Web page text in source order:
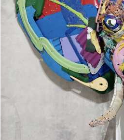
Агриппина Стеклова,
Денис Суханов, Марьяна
восстанавливали по
«Чайка» был снята с
России в 2022 году; ее
утонувшего в августе 2025
памяти. Необходимость в
«Сатириконе», куда
Райкин и где до сих пор
режиссера, «Р» по пьесе